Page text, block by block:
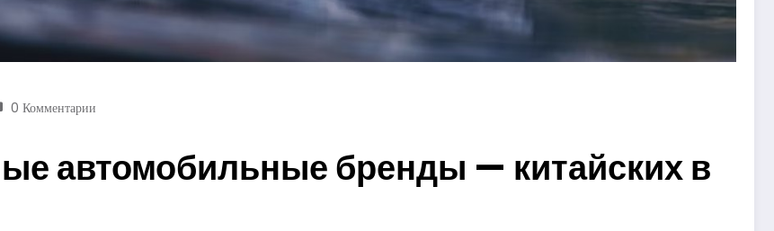
0 Комментарии
автомобильные бренды — китайских в